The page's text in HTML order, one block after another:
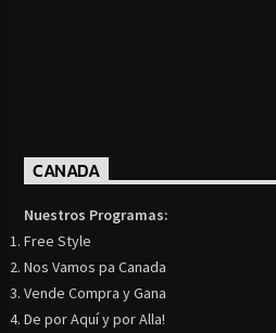
CANADA
Nuestros Programas:
Free Style
Nos Vamos pa Canada
Vende Compra y Gana
De por Aquí y por Alla!